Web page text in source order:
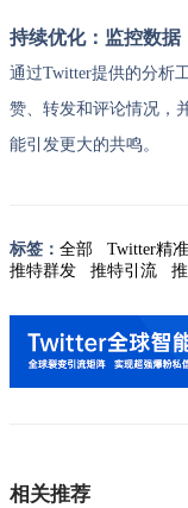
持续优化：监控数据
通过Twitter提供的分析
赞、转发和评论情况，
能引发更大的共鸣。
标签： 全部 Twitter精
推特群发
推特引流
相关推荐